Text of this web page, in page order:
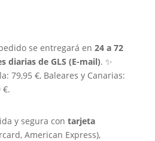
se entregará en 24 a 72
diarias de GLS (E-mail). ✨
79,95 €, Baleares y Canarias:
€.
y segura con tarjeta
American Express),